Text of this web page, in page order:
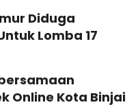
Diduga
Lomba 17
Online Kota Binjai